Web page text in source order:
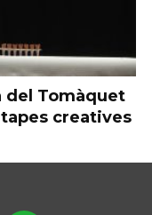
del Tomàquet
creatives